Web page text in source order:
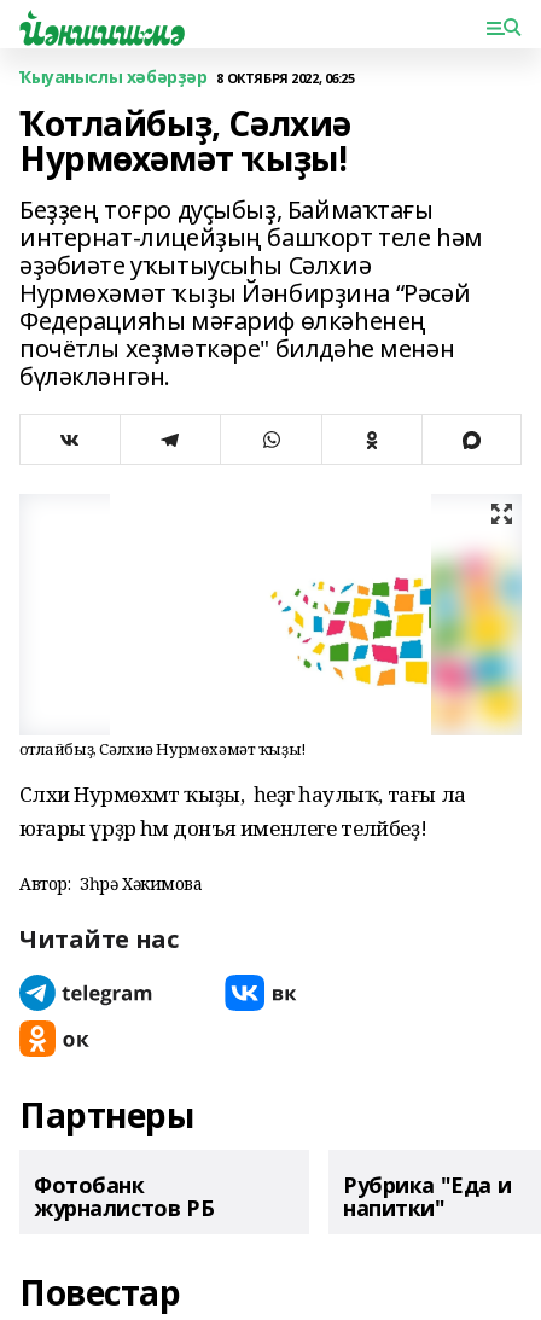
Ҡыуаныслы хәбәрҙәр 8 ОКТЯБРЯ 2022, 06:25
Ҡотлайбыҙ, Сәлхиә
Нурмөхәмәт ҡыҙы!
Беҙҙең тоғро дуҫыбыҙ, Баймаҡтағы
интернат-лицейҙың башҡорт теле һәм
әҙәбиәте уҡытыусыһы Сәлхиә
Нурмөхәмәт ҡыҙы Йәнбирҙина “Рәсәй
Федерацияһы мәғариф өлкәһенең
почётлы хеҙмәткәре" билдәһе менән
бүләкләнгән.
Ҡотлайбыҙ, Сәлхиә Нурмөхәмәт ҡыҙы!
Сәлхиә Нурмөхәмәт ҡыҙы, һеҙгә һаулыҡ, тағы ла
юғары үрҙәр һәм донъя именлеге теләйбеҙ!
Автор: Зөһрә Хәкимова
Читайте нас
Партнеры
Фотобанк
журналистов РБ
Рубрика "Еда и
напитки"
Повестар